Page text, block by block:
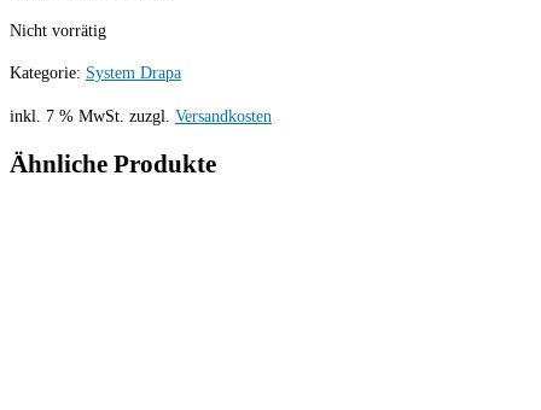
Nicht vorrätig
Kategorie: System Drapa
inkl. 7 % MwSt. zuzgl. Versandkosten
Ähnliche Produkte